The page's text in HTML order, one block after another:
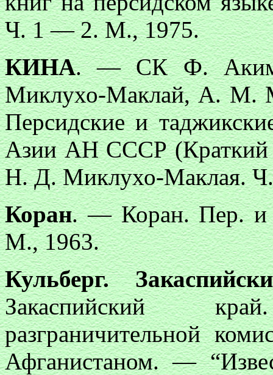
Ч. 1 — 2. М., 1975.
КИНА. — СК Ф.
Миклухо-Маклай, А. М.
Персидские и
Азии АН СССР (Краткий
Н. Д. Миклухо-Маклая.
Коран. — Коран. Пер. и
М., 1963.
Кульберг.
Закаспийский
разграничительной
Афганистаном. —